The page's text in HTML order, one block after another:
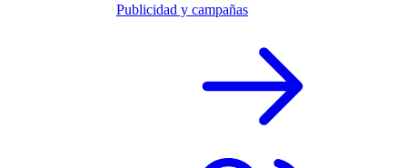
Publicidad y campañas